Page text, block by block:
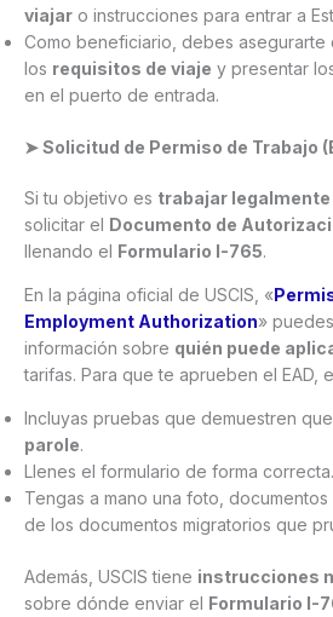
viajar o instrucciones para entrar a
Como beneficiario, debes asegurarte
los requisitos de viaje y presentar
en el puerto de entrada.
➤ Solicitud de Permiso de Trabajo
Si tu objetivo es trabajar legalmente
solicitar el Documento de
llenando el Formulario I-765.
En la página oficial de USCIS, «
Employment Authorization»
información sobre quién puede
tarifas. Para que te aprueben el EAD,
Incluyas pruebas que demuestren
parole.
Llenes el formulario de forma correcta.
Tengas a mano una foto,
de los documentos migratorios que
Además, USCIS tiene instrucciones
sobre dónde enviar el Formulario I-